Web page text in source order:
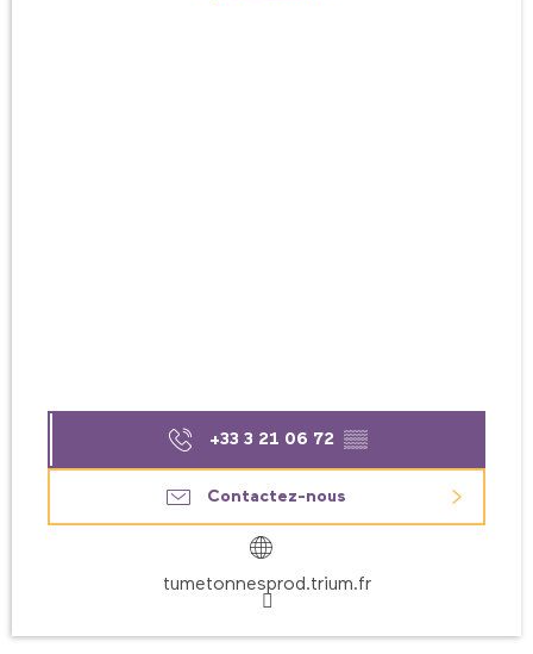
+33 3 21 06 72 ▒▒
Contactez-nous
tumetonnesprod.trium.fr